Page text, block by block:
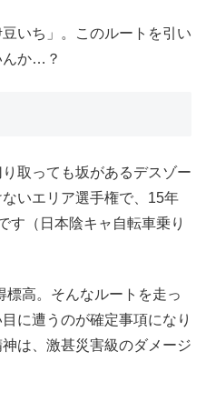
いち」。このルートを引い
んか…？
取っても坂があるデスゾー
いエリア選手権で、15年
す（日本陰キャ自転車乗り
標高。そんなルートを走っ
に遭うのが確定事項になり
は、激甚災害級のダメージ